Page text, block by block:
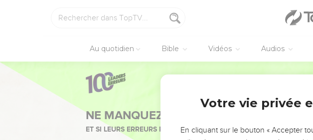
Au quotidien Bible Vidéos Audios
NE MANQUEZ PAS L’ÉVÉNEMENT DE
ET SI LEURS ERREURS POUVAIENT VOUS ÉVITER LES VOTRES ?
Votre vie privée
En cliquant sur le bouton « Accepter